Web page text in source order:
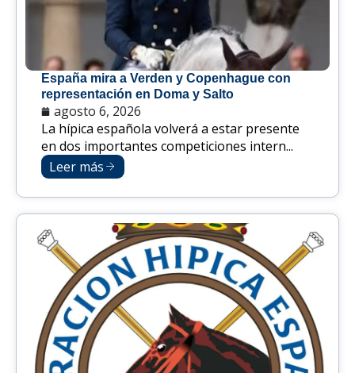
España mira a Verden y Copenhague con
representación en Doma y Salto
agosto 6, 2026
La hípica española volverá a estar presente
en dos importantes competiciones intern...
Leer más